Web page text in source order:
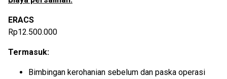
ERACS
Rp12.500.000
Termasuk:
Bimbingan kerohanian sebelum dan paska operasi